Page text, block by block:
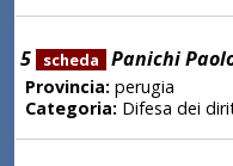
5 scheda Panichi
Provincia:perugia
Categoria:Difesa dei